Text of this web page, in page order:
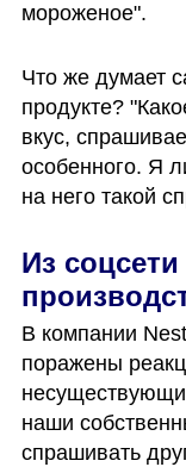
мороженое".
Что же думает
продукте?
вкус,
особенного. Я
на него такой
Из
В компании
поражены
наши
спрашивать